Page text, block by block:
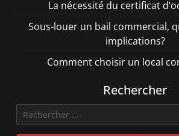
La nécessité du certificat
Sous-louer un bail commercial,
implications?
Comment choisir un local
Rechercher